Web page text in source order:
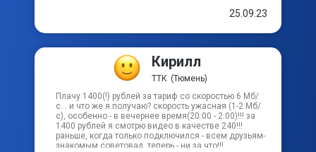
25.09.23
Кирилл
ТТК (Тюмень)
Плачу 1400(!) рублей за тариф со скоростью 6 Мб/
с... и что же я получаю? скорость ужасная (1-2 Мб/
с), особенно - в вечернее время(20:00 - 2:00)!!! за
1400 рублей я смотрю видео в качестве 240!!!
раньше, когда только подключился - всем друзьям-
знакомым советовал, теперь - ни за что!!!